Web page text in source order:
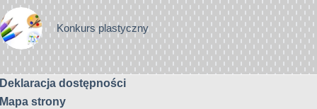
Konkurs plastyczny
Deklaracja dostępności
Mapa strony